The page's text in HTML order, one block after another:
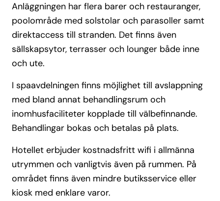
Anläggningen har flera barer och restauranger,
poolområde med solstolar och parasoller samt
direktaccess till stranden. Det finns även
sällskapsytor, terrasser och lounger både inne
och ute.
I spaavdelningen finns möjlighet till avslappning
med bland annat behandlingsrum och
inomhusfaciliteter kopplade till välbefinnande.
Behandlingar bokas och betalas på plats.
Hotellet erbjuder kostnadsfritt wifi i allmänna
utrymmen och vanligtvis även på rummen. På
området finns även mindre butiksservice eller
kiosk med enklare varor.